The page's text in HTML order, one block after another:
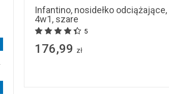
Infantino, nosidełko odciążające,
4w1, szare
5
176,99 zł